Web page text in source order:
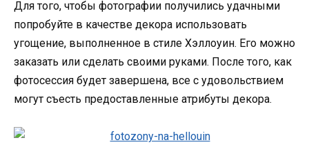
Для того, чтобы фотографии получились удачными
попробуйте в качестве декора использовать
угощение, выполненное в стиле Хэллоуин. Его можно
заказать или сделать своими руками. После того, как
фотосессия будет завершена, все с удовольствием
могут съесть предоставленные атрибуты декора.